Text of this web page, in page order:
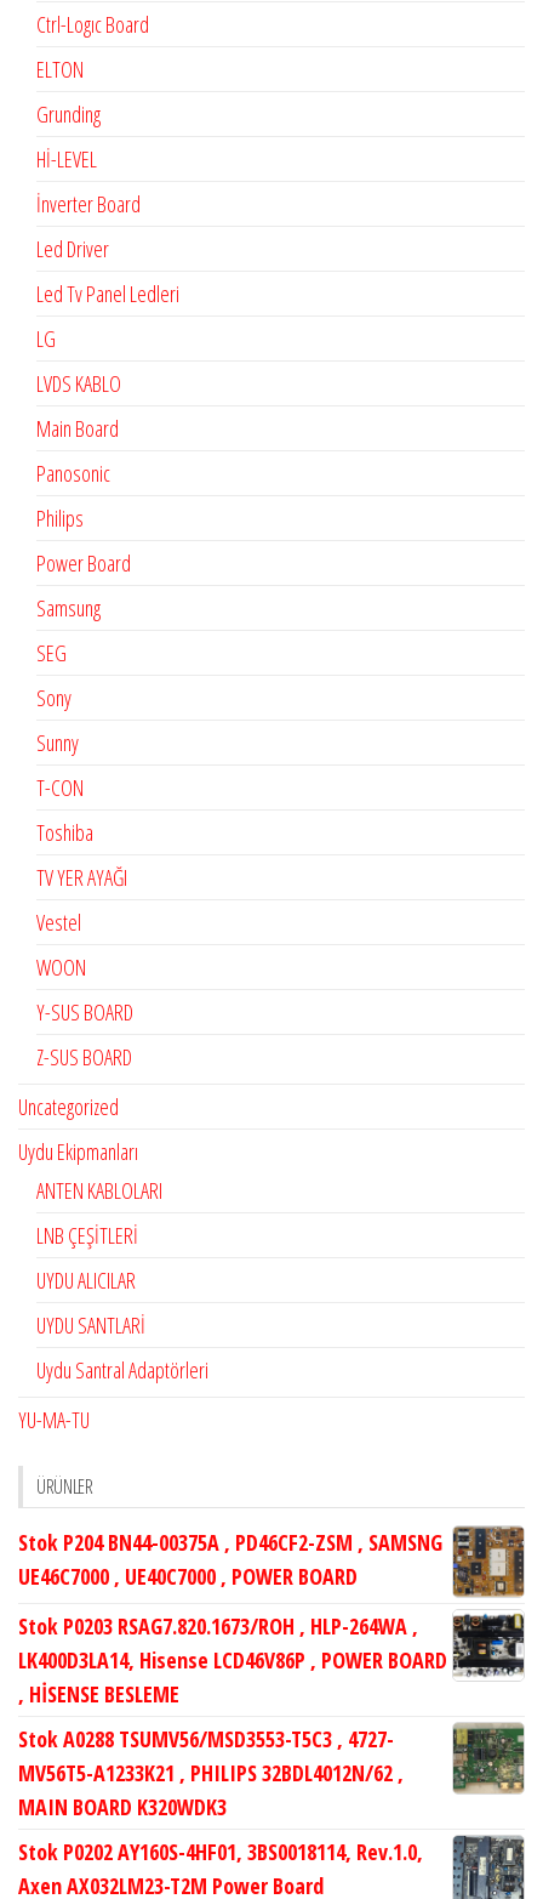
Ctrl-Logıc Board
ELTON
Grunding
Hİ-LEVEL
İnverter Board
Led Driver
Led Tv Panel Ledleri
LG
LVDS KABLO
Main Board
Panosonic
Philips
Power Board
Samsung
SEG
Sony
Sunny
T-CON
Toshiba
TV YER AYAĞI
Vestel
WOON
Y-SUS BOARD
Z-SUS BOARD
Uncategorized
Uydu Ekipmanları
ANTEN KABLOLARI
LNB ÇEŞİTLERİ
UYDU ALICILAR
UYDU SANTLARİ
Uydu Santral Adaptörleri
YU-MA-TU
ÜRÜNLER
Stok P204 BN44-00375A , PD46CF2-ZSM , SAMSNG
UE46C7000 , UE40C7000 , POWER BOARD
Stok P0203 RSAG7.820.1673/ROH , HLP-264WA ,
LK400D3LA14, Hisense LCD46V86P , POWER BOARD
, HİSENSE BESLEME
Stok A0288 TSUMV56/MSD3553-T5C3 , 4727-
MV56T5-A1233K21 , PHILIPS 32BDL4012N/62 ,
MAIN BOARD K320WDK3
Stok P0202 AY160S-4HF01, 3BS0018114, Rev.1.0,
Axen AX032LM23-T2M Power Board